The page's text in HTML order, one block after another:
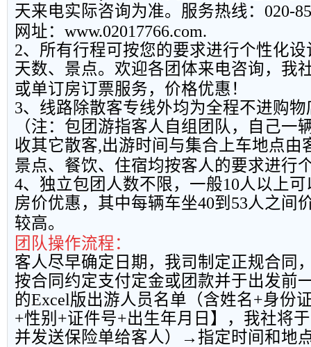
天来电实际咨询为准。服务热线： 020-
网址： www.02017766.com.
2、所有行程可按您的要求进行个性化
天数、景点。欢迎各团体来电咨询，我
或单订房订票服务，价格优惠！
3、线路除散客专线外均为全程不进购
（注：包团游指客人自组团队，自己一
收其它散客,出游时间与集合上车地点由
景点、餐饮、住宿均按客人的要求进行
4、独立包团人数不限，一般10人以上
房价优惠，其中每辆车坐40到 53人之间
较高。
团队操作流程：
客人尽早确定日期，我司制定正规合同
按合同约定支付定金或团款并于出发前
的Excel版出游人员名单（含姓名+身份
+性别 +证件号+出生年月日】，我社将
并发送保险单给客人）→指定时间和地